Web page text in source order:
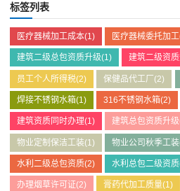
标签列表
医疗器械加工成本(1) 医疗器械委托加工
建筑二级总包资质升级(1) 建筑二级资
员工个人所得税(2) 保健品代工厂(2)
焊接不锈钢水箱(1) 316不锈钢水箱(2)
建筑资质同时办理(1) 建筑总包资质升级
物业定制保洁工装(1) 物业公司秋季工装
水利二级总包资质(2) 水利总包二级资质
办理烟草许可证(2) 膏药代加工质量(1)